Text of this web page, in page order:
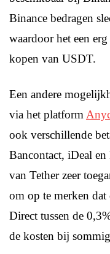
Binance bedragen
waardoor het een
kopen van USDT.
Een andere
via het platform
ook verschillende
Bancontact, iDeal
van Tether zeer
om op te merken
Direct tussen de
de kosten bij